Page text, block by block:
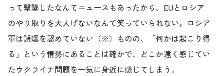
って撃墜したなんてニュースもあったから、EUとロシア
のやり取りを大人げないなんて笑っていられない。ロシア
軍は誤爆を認めていない（※）ものの、「何かは起こり得
る」という情勢にあることは確かで、どこか遠く感じてい
たウクライナ問題を一気に身近に感じてしまう。